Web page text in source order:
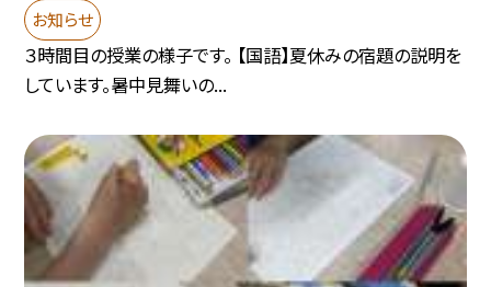
お知らせ
３時間目の授業の様子です。 【国語】夏休みの宿題の説明を
しています。暑中見舞いの...